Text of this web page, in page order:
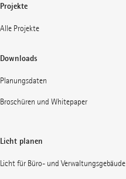
Projekte
Alle Projekte
Downloads
Planungsdaten
Broschüren und Whitepaper
Licht planen
Licht für Büro- und Verwaltungsgebäude